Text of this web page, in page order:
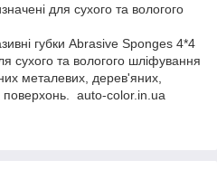
для сухого та вологого
губки Abrasive Sponges 4*4
сухого та вологого шліфування
металевих, дерев'яних,
поверхонь. auto-color.in.ua